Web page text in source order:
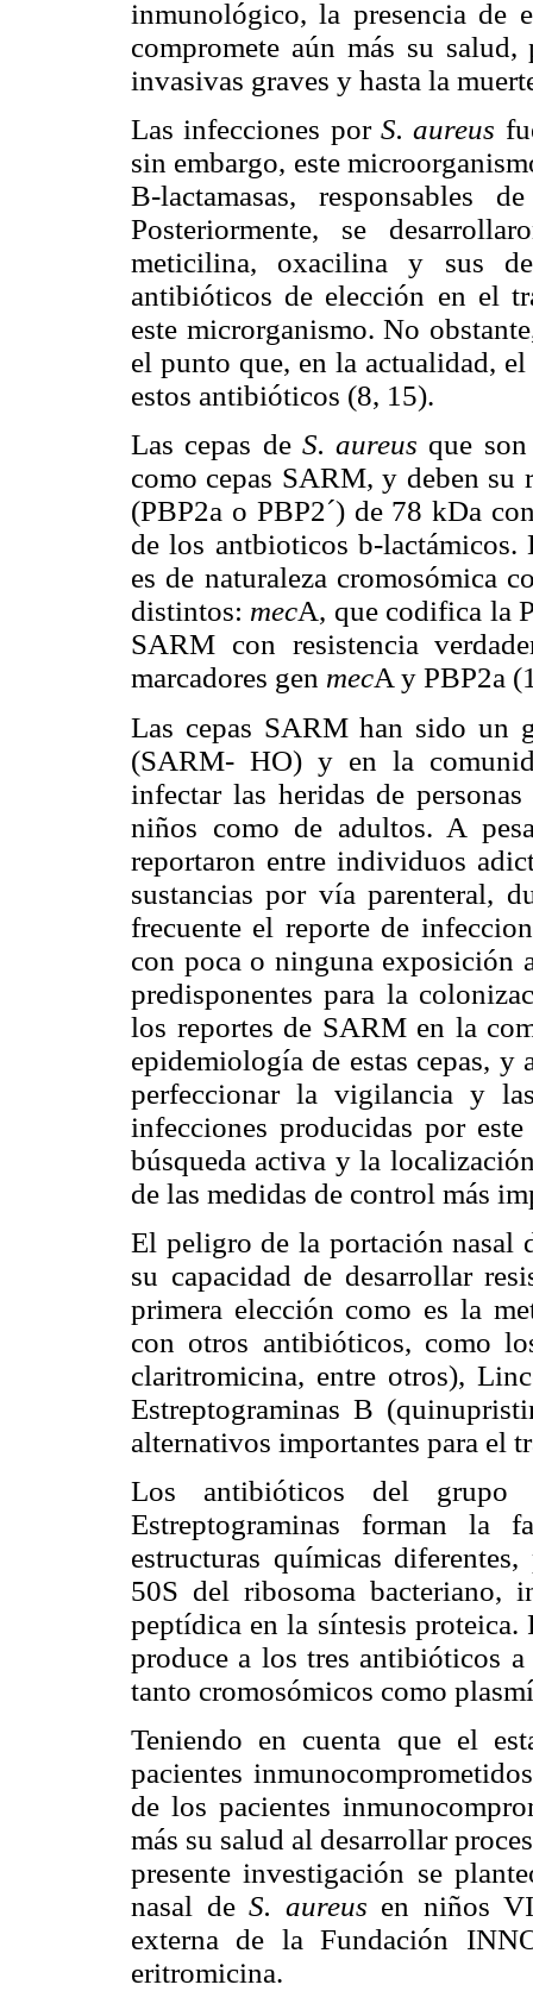
inmunológico, la presencia de
compromete aún más su
invasivas graves y hasta la
Las infecciones por S. aureus
sin embargo, este
B-lactamasas, responsables
Posteriormente, se
meticilina, oxacilina y sus
antibióticos de elección en el
este microrganismo. No
el punto que, en la actualidad,
estos antibióticos (8, 15).
Las cepas deS. aureus que
como cepas SARM, y deben su
(PBP2a o PBP2´) de 78 kDa
de los antbioticos b-lactámicos.
es de naturaleza cromosómica
distintos: mecA, que codifica la
SARM con resistencia
marcadores gen mecA y PBP2a
Las cepas SARM han sido un
(SARM- HO) y en la
infectar las heridas de
niños como de adultos. A
reportaron entre individuos
sustancias por vía parenteral,
frecuente el reporte de
con poca o ninguna exposición
predisponentes para la
los reportes de SARM en la
epidemiología de estas cepas, y
perfeccionar la vigilancia y
infecciones producidas por
búsqueda activa y la
de las medidas de control más
El peligro de la portación nasal
su capacidad de desarrollar
primera elección como es la
con otros antibióticos, como
claritromicina, entre otros),
Estreptograminas B
alternativos importantes para el
Los antibióticos del grupo
Estreptograminas
forman la
estructuras químicas
50S del ribosoma bacteriano,
peptídica en la síntesis
produce a los tres antibióticos
tanto cromosómicos como
Teniendo en cuenta que el
pacientes
de los pacientes
más su salud al desarrollar
presente investigación se
nasal de S. aureus en niños
externa de la Fundación
eritromicina.